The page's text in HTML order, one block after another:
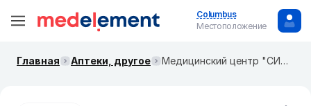
Columbus
Местоположение
Главная Аптеки, другое Медицинский центр "СИТИЛАБ" на Космонавтов 72